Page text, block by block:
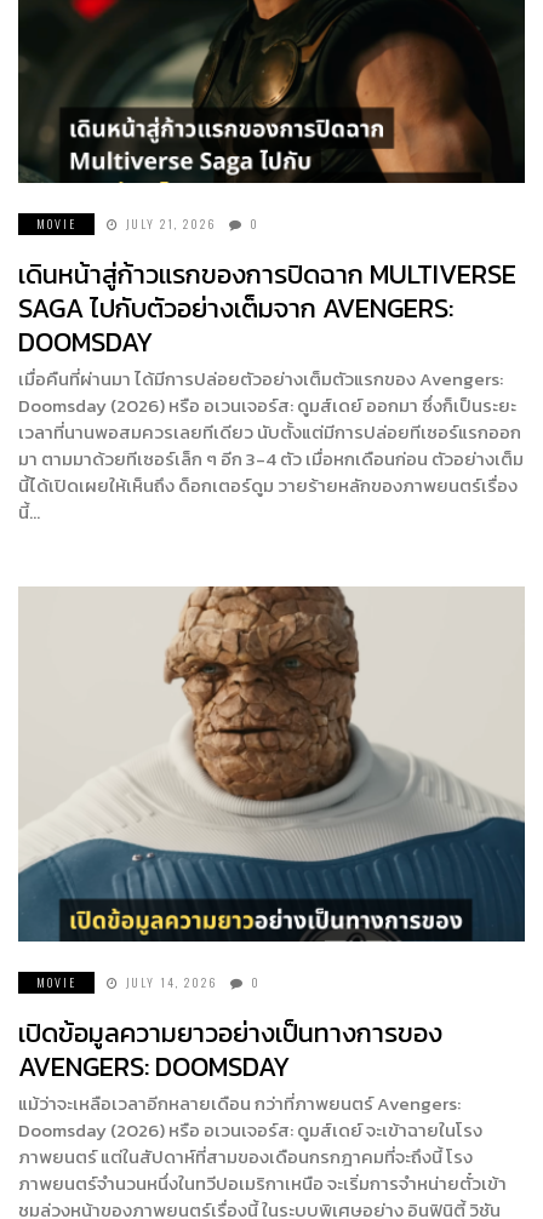
MOVIE JULY 21, 2026 0
เดินหน้าสู่ก้าวแรกของการปิดฉาก MULTIVERSE
SAGA ไปกับตัวอย่างเต็มจาก AVENGERS:
DOOMSDAY
เมื่อคืนที่ผ่านมา ได้มีการปล่อยตัวอย่างเต็มตัวแรกของ Avengers:
Doomsday (2026) หรือ อเวนเจอร์ส: ดูมส์เดย์ ออกมา ซึ่งก็เป็นระยะ
เวลาที่นานพอสมควรเลยทีเดียว นับตั้งแต่มีการปล่อยทีเซอร์แรกออก
มา ตามมาด้วยทีเซอร์เล็ก ๆ อีก 3-4 ตัว เมื่อหกเดือนก่อน ตัวอย่างเต็ม
นี้ได้เปิดเผยให้เห็นถึง ด็อกเตอร์ดูม วายร้ายหลักของภาพยนตร์เรื่อง
นี้…
MOVIE JULY 14, 2026 0
เปิดข้อมูลความยาวอย่างเป็นทางการของ
AVENGERS: DOOMSDAY
แม้ว่าจะเหลือเวลาอีกหลายเดือน กว่าที่ภาพยนตร์ Avengers:
Doomsday (2026) หรือ อเวนเจอร์ส: ดูมส์เดย์ จะเข้าฉายในโรง
ภาพยนตร์ แต่ในสัปดาห์ที่สามของเดือนกรกฎาคมที่จะถึงนี้ โรง
ภาพยนตร์จำนวนหนึ่งในทวีปอเมริกาเหนือ จะเริ่มการจำหน่ายตั๋วเข้า
ชมล่วงหน้าของภาพยนตร์เรื่องนี้ ในระบบพิเศษอย่าง อินฟินิตี้ วิชัน